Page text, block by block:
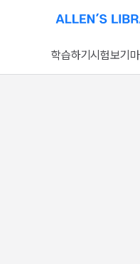
알렌의 서재 홈페이
학습하기시험보기